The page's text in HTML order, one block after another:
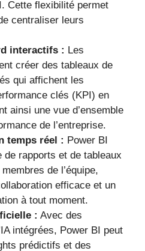
Cette flexibilité permet
centraliser leurs
interactifs : Les
créer des tableaux de
qui affichent les
clés (KPI) en
ainsi une vue d’ensemble
de l’entreprise.
temps réel : Power BI
de rapports et de tableaux
de l’équipe,
efficace et un
à tout moment.
: Avec des
intégrées, Power BI peut
prédictifs et des